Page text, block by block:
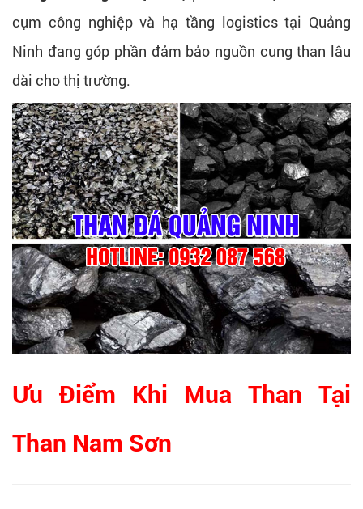
cụm công nghiệp và hạ tầng logistics tại Quảng
Ninh đang góp phần đảm bảo nguồn cung than lâu
dài cho thị trường.
Ưu Điểm Khi Mua Than Tại
Than Nam Sơn